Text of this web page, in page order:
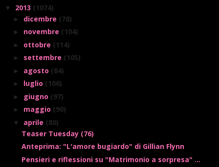
▼ 2013 (1074)
► dicembre (78)
► novembre (104)
► ottobre (114)
► settembre (105)
► agosto (84)
► luglio (106)
► giugno (97)
► maggio (90)
▼ aprile (80)
Teaser Tuesday (76)
Anteprima: "L'amore bugiardo" di Gillian Flynn
Pensieri e riflessioni su "Matrimonio a sorpresa" ...